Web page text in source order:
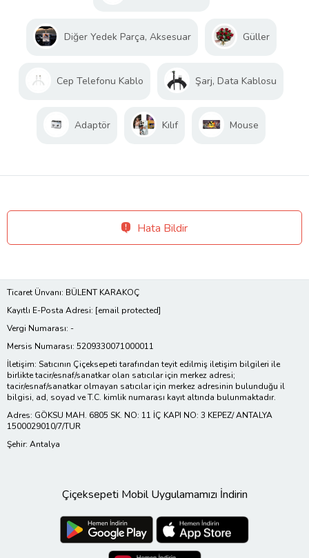
Diğer Yedek Parça, Aksesuar Güller
Cep Telefonu Kablo Şarj, Data Kablosu
Adaptör Kılıf Mouse
Hata Bildir
Ticaret Ünvanı: BÜLENT KARAKOÇ
Kayıtlı E-Posta Adresi: [email protected]
Vergi Numarası: -
Mersis Numarası: 5209330071000011
İletişim: Satıcının Çiçeksepeti tarafından teyit edilmiş iletişim bilgileri ile
birlikte tacir/esnaf/sanatkar olan satıcılar için merkez adresi;
tacir/esnaf/sanatkar olmayan satıcılar için merkez adresinin bulunduğu il
bilgisi, ad, soyad ve T.C. kimlik numarası kayıt altında bulunmaktadır.
Adres: GÖKSU MAH. 6805 SK. NO: 11 İÇ KAPI NO: 3 KEPEZ/ ANTALYA
1500029010/7/TUR
Şehir: Antalya
Çiçeksepeti Mobil Uygulamamızı İndirin